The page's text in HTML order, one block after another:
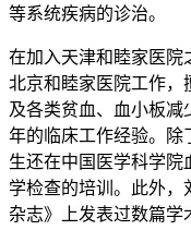
等系统疾病的诊治。
在加入天津和睦家医院
北京和睦家医院工作，
及各类贫血、血小板减
年的临床工作经验。除
生还在中国医学科学
学检查的培训。此外
杂志》上发表过数篇学